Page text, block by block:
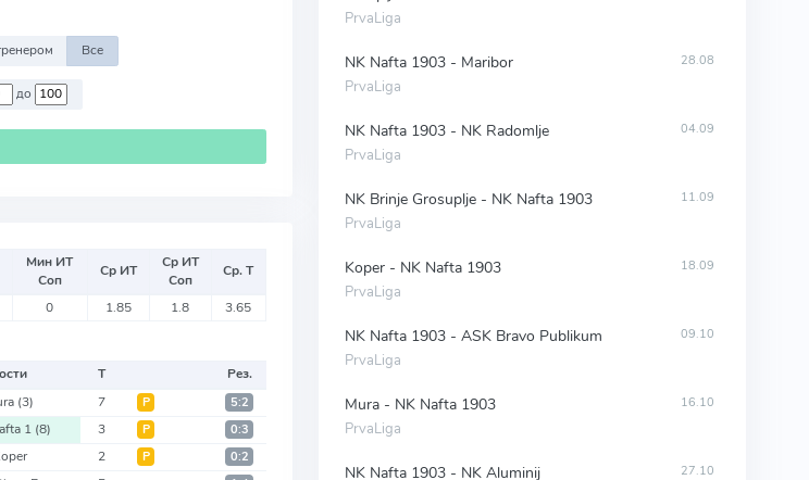
Все
до
Мин ИТ
Соп
Ср ИТ
Ср ИТ
Соп
Ср. Т
0 1.85 1.8 3.65
Т
Рез.
(3) 7 Р 5:2
1 (8) 3 Р 0:3
2 Р 0:2
PrvaLiga
NK Nafta 1903 - Maribor
PrvaLiga
28.08
NK Nafta 1903 - NK Radomlje
PrvaLiga
04.09
NK Brinje Grosuplje - NK Nafta 1903
PrvaLiga
11.09
Koper - NK Nafta 1903
PrvaLiga
18.09
NK Nafta 1903 - ASK Bravo Publikum
PrvaLiga
09.10
Mura - NK Nafta 1903
PrvaLiga
16.10
NK Nafta 1903 - NK Aluminij 27.10